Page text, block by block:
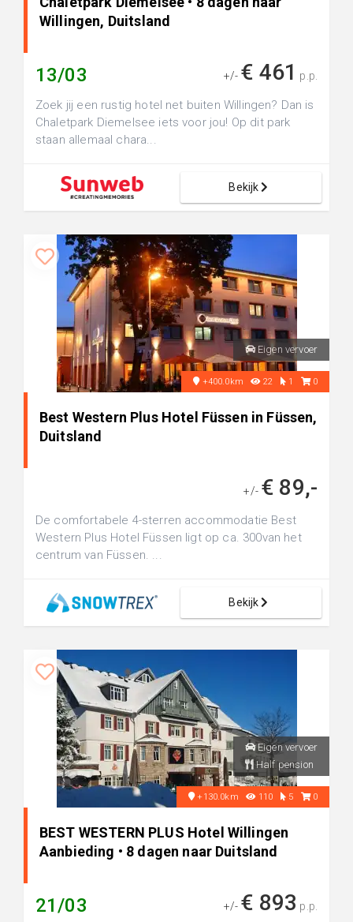
Willingen, Duitsland
13/03 +/- € 461 p.p.
Zoek jij een rustig hotel net buiten Willingen? Dan is
Chaletpark Diemelsee iets voor jou! Op dit park
staan allemaal chara...
Bekijk
Eigen vervoer
+400.0km 22 1 0
Best Western Plus Hotel Füssen in Füssen,
Duitsland
+/- € 89,-
De comfortabele 4-sterren accommodatie Best
Western Plus Hotel Füssen ligt op ca. 300van het
centrum van Füssen. ...
Bekijk
Eigen vervoer
Half pension
+130.0km 110 5 0
BEST WESTERN PLUS Hotel Willingen
Aanbieding • 8 dagen naar Duitsland
21/03 +/- € 893 p.p.